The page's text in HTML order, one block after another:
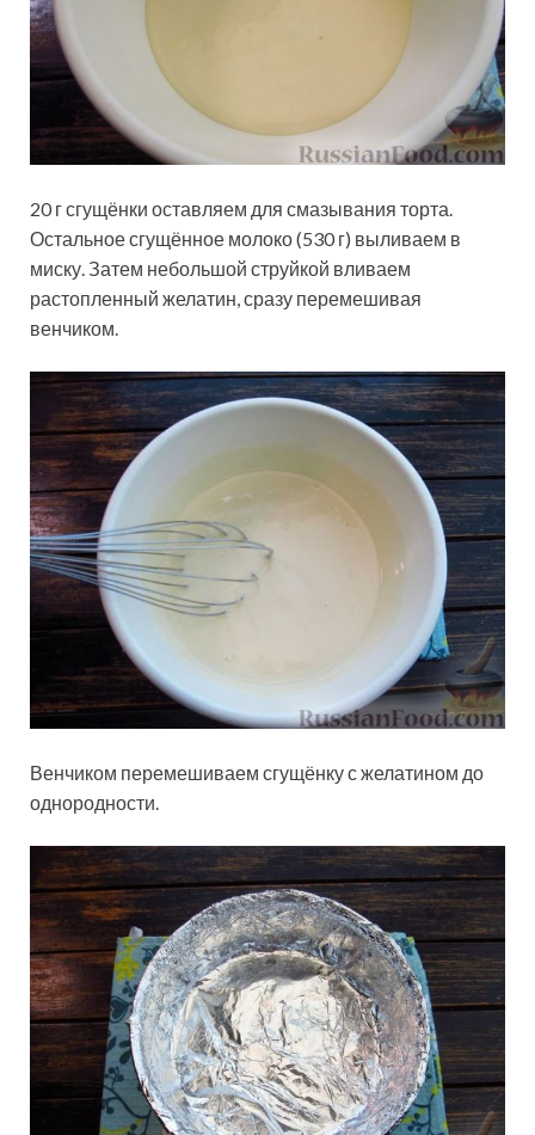
20 г сгущёнки оставляем для смазывания торта.
Остальное сгущённое молоко (530 г) выливаем в
миску. Затем небольшой струйкой вливаем
растопленный желатин, сразу перемешивая
венчиком.
Венчиком перемешиваем сгущёнку с желатином до
однородности.